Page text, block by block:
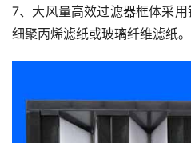
7、大风量高效过滤器框体采
细聚丙烯滤纸或玻璃纤维滤纸。